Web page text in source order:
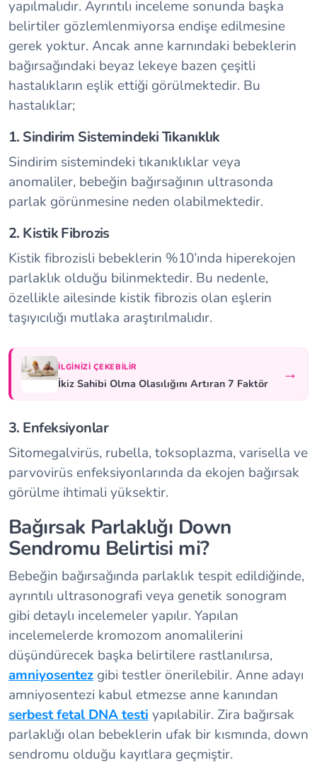
yapılmalıdır. Ayrıntılı inceleme sonunda başka
belirtiler gözlemlenmiyorsa endişe edilmesine
gerek yoktur. Ancak anne karnındaki bebeklerin
bağırsağındaki beyaz lekeye bazen çeşitli
hastalıkların eşlik ettiği görülmektedir. Bu
hastalıklar;
1. Sindirim Sistemindeki Tıkanıklık
Sindirim sistemindeki tıkanıklıklar veya
anomaliler, bebeğin bağırsağının ultrasonda
parlak görünmesine neden olabilmektedir.
2. Kistik Fibrozis
Kistik fibrozisli bebeklerin %10’ında hiperekojen
parlaklık olduğu bilinmektedir. Bu nedenle,
özellikle ailesinde kistik fibrozis olan eşlerin
taşıyıcılığı mutlaka araştırılmalıdır.
İLGINIZI ÇEKEBILIR
İkiz Sahibi Olma Olasılığını Artıran 7 Faktör →
3. Enfeksiyonlar
Sitomegalvirüs, rubella, toksoplazma, varisella ve
parvovirüs enfeksiyonlarında da ekojen bağırsak
görülme ihtimali yüksektir.
Bağırsak Parlaklığı Down
Sendromu Belirtisi mi?
Bebeğin bağırsağında parlaklık tespit edildiğinde,
ayrıntılı ultrasonografi veya genetik sonogram
gibi detaylı incelemeler yapılır. Yapılan
incelemelerde kromozom anomalilerini
düşündürecek başka belirtilere rastlanılırsa,
amniyosentez gibi testler önerilebilir. Anne adayı
amniyosentezi kabul etmezse anne kanından
serbest fetal DNA testiyapılabilir. Zira bağırsak
parlaklığı olan bebeklerin ufak bir kısmında, down
sendromu olduğu kayıtlara geçmiştir.